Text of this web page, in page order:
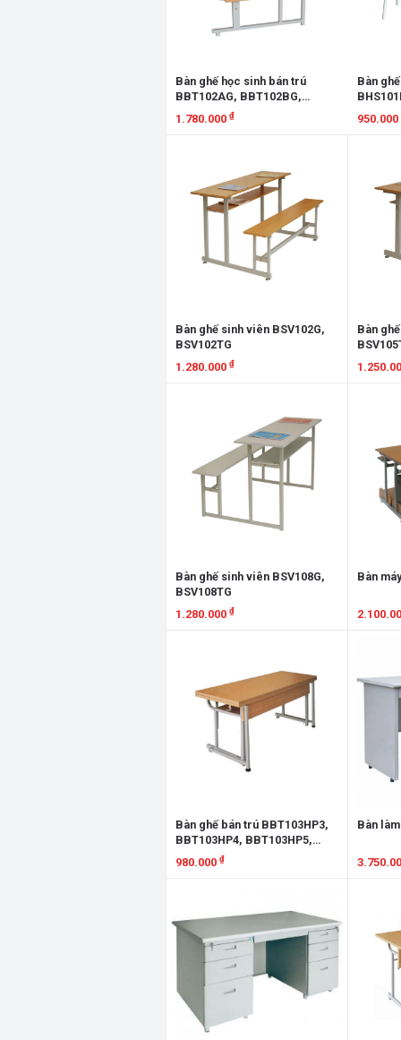
Bàn ghế học sinh bán trú
BBT102AG, BBT102BG,
BBT102CG
1.780.000 ₫
Bàn
950.000
Bàn ghế sinh viên BSV102G,
BSV102TG
1.280.000 ₫
Bàn
Bàn ghế sinh viên BSV108G,
BSV108TG
1.280.000 ₫
Bàn
Bàn ghế bán trú BBT103HP3,
BBT103HP4, BBT103HP5,
BBT103HP6, GBT103HP3,
GBT103HP4, GBT103HP5,
980.000 ₫
Bàn